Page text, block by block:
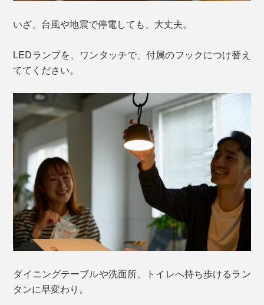
いざ、台風や地震で停電しても、大丈夫。
LEDランプを、ワンタッチで、付属のフックにつけ替え
ててください。
ダイニングテーブルや洗面所、トイレへ持ち歩けるラン
タンに早変わり。